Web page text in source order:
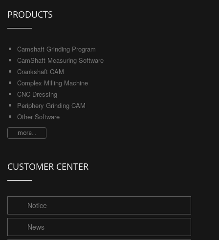
PRODUCTS
Camshaft Grinding Program
CamShaft Measuring Software
Crankshaft CAM
Complex Milling Machine
CNC Dressing
Periphery Grinding CAM
Other Software
more...
CUSTOMER CENTER
Notice
News